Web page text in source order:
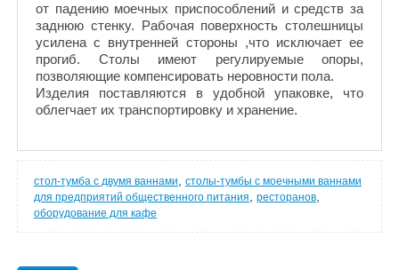
от падению моечных приспособлений и средств за
заднюю стенку. Рабочая поверхность столешницы
усилена с внутренней стороны ,что исключает ее
прогиб. Столы имеют регулируемые опоры,
позволяющие компенсировать неровности пола.
Изделия поставляются в удобной упаковке, что
облегчает их транспортировку и хранение.
стол-тумба с двумя ваннами
столы-тумбы с моечными ваннами
для предприятий общественного питания
ресторанов
оборудование для кафе